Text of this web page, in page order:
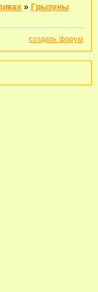
»Грызуны
создать форум